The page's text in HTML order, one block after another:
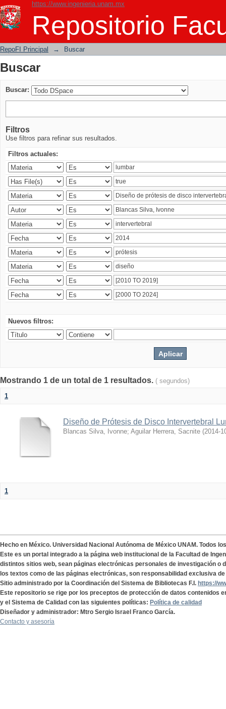
https://www.ingenieria.unam.mx
Repositorio
Buscar
RepoFI Principal → Buscar
Buscar
Buscar:
Filtros
Use filtros para refinar sus resultados.
Filtros actuales:
Nuevos filtros:
Mostrando 1 de un total de 1 resultados. ( segundos)
1
Diseño de Prótesis de Disco Intervertebral
Blancas Silva, Ivonne; Aguilar Herrera, Sacnite (2014-
1
Hecho en México. Universidad Nacional Autónoma de México UNAM. Todos
Este es un portal integrado a la página web institucional de la Facultad de
distintos sitios web, sean páginas electrónicas personales de investigación o
los textos como de las páginas electrónicas, son responsabilidad exclusiva
Sitio administrado por la Coordinación del Sistema de Bibliotecas F.I. https://
Este repositorio se rige por los preceptos de protección de datos contenidos
y el Sistema de Calidad con las siguientes políticas: Política de calidad
Diseñador y administrador: Mtro Sergio Israel Franco García.
Contacto y asesoría